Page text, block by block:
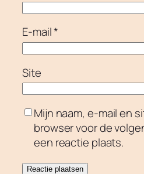
E-mail*
Site
Mijn naam, e-mail en
browser voor de
een reactie plaats.